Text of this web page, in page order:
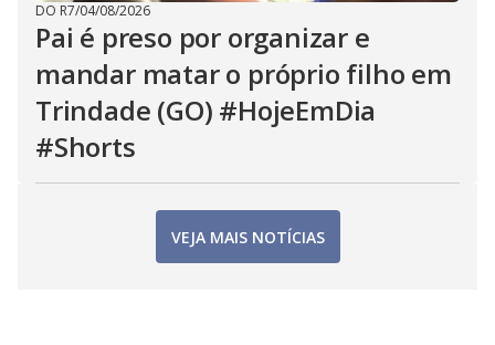
DO R7/04/08/2026
Pai é preso por organizar e
mandar matar o próprio filho em
Trindade (GO) #HojeEmDia
#Shorts
VEJA MAIS NOTÍCIAS